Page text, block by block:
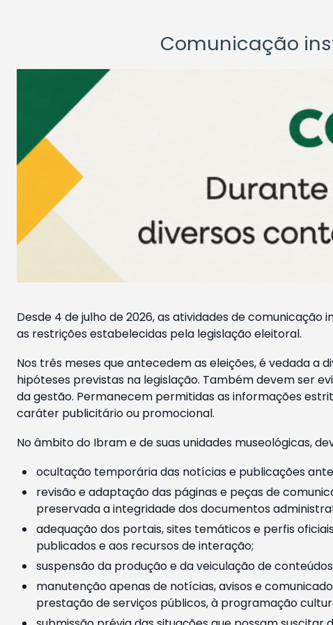
Comunicação
Desde 4 de julho de 2026, as atividades de
as restrições estabelecidas pela legislação eleitoral.
Nos três meses que antecedem as eleições, é vedada a
hipóteses previstas na legislação. Também devem ser
da gestão. Permanecem permitidas as informações
caráter publicitário ou promocional.
No âmbito do Ibram e de suas unidades museológicas,
ocultação temporária das notícias e publicações
revisão e adaptação das páginas e peças de
preservada a integridade dos documentos
adequação dos portais, sites temáticos e perfis
publicados e aos recursos de interação;
suspensão da produção e da veiculação de
manutenção apenas de notícias, avisos e
prestação de serviços públicos, à programação